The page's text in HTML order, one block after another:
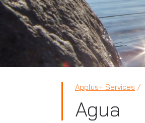
Applus+ Services
Agua